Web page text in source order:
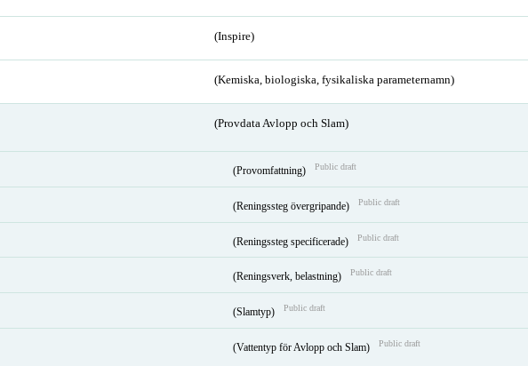
(Inspire)
(Kemiska, biologiska, fysikaliska parameternamn)
(Provdata Avlopp och Slam)
(Provomfattning) Public draft
(Reningssteg övergripande) Public draft
(Reningssteg specificerade) Public draft
(Reningsverk, belastning) Public draft
(Slamtyp) Public draft
(Vattentyp för Avlopp och Slam) Public draft